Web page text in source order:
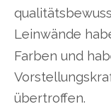
Leinwände
Farben und
übertroffen.